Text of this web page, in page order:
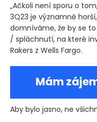
„Ačkoli není sporu o
3Q23 je významně
domníváme, že by se
/ spláchnutí, na které
Rakers z Wells Fargo.
Mám
Aby bylo jasno, ne